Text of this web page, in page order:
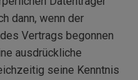
dann, wenn der
Vertrags begonnen
ausdrückliche
seine Kenntnis